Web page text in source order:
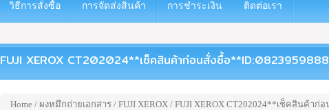
วิธีการสั่งซื้อ การจัดส่งสินค้า การชำระเงิน ติดต่อเรา
FUJI XEROX CT202024**เช็คสินค้าก่อนสั่งซื้อ**ID:0823959888
Home / ผงหมึกถ่ายเอกสาร / FUJI XEROX / FUJI XEROX CT202024**เช็คสินค้าก่